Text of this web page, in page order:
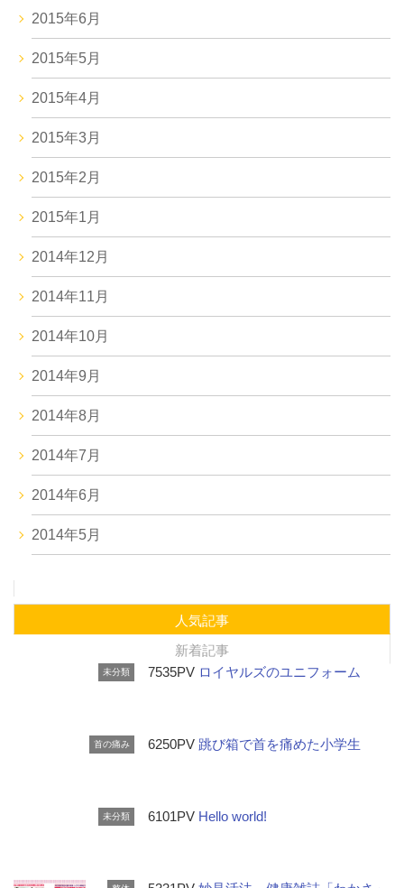
2015年6月
2015年5月
2015年4月
2015年3月
2015年2月
2015年1月
2014年12月
2014年11月
2014年10月
2014年9月
2014年8月
2014年7月
2014年6月
2014年5月
人気記事
新着記事
未分類 7535PV ロイヤルズのユニフォーム
首の痛み 6250PV 跳び箱で首を痛めた小学生
未分類 6101PV Hello world!